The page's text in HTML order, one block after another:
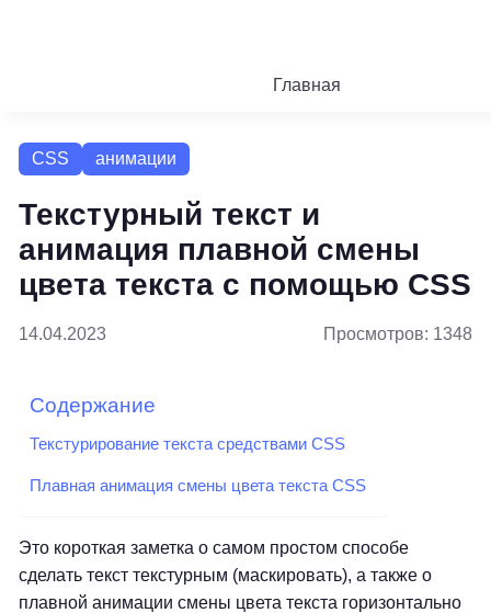
Главная
CSS анимации
Текстурный текст и
анимация плавной смены
цвета текста с помощью CSS
14.04.2023 Просмотров: 1348
Содержание
Текстурирование текста средствами CSS
Плавная анимация смены цвета текста CSS
Это короткая заметка о самом простом способе
сделать текст текстурным (маскировать), а также о
плавной анимации смены цвета текста горизонтально